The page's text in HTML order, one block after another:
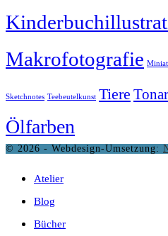
Makrofotografie
Sketchnotes Teebeutelkunst Tiere
Ölfarben
© 2026 - Webdesign-Umsetzung:
Atelier
Blog
Bücher